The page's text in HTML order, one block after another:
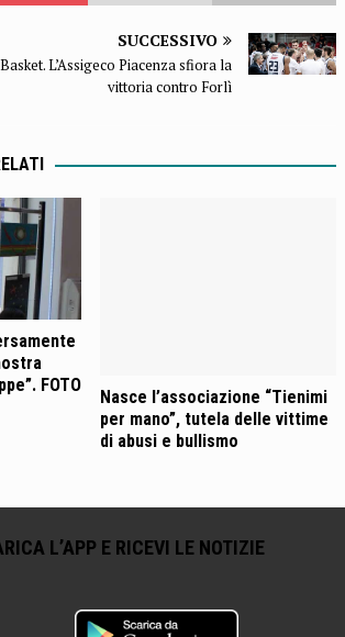
SUCCESSIVO
Basket. L’Assigeco Piacenza sfiora la
vittoria contro Forlì
FOTO
Nasce l’associazione “Tienimi
per mano”, tutela delle vittime
di abusi e bullismo
L’APP E RICEVI LE NOTIZIE